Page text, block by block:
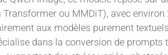
ou MMDiT), avec
aux modèles purement
dans la conversion de prompts